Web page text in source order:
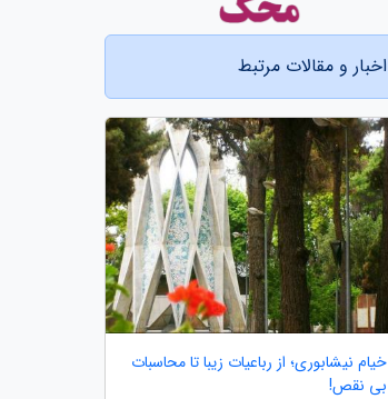
اخبار و مقالات مرتبط
خیام نیشابوری؛ از رباعیات زیبا تا محاسبات
بی نقص!